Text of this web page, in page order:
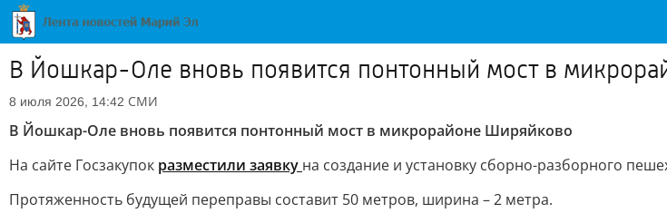
В Йошкар-Оле вновь появится понтонный мост в
8 июля 2026, 14:42 СМИ
В Йошкар-Оле вновь появится понтонный мост в микрорайоне Ширяйково
На сайте Госзакупок разместили заявку на создание и установку сборно-разборного
Протяженность будущей переправы составит 50 метров, ширина – 2 метра.